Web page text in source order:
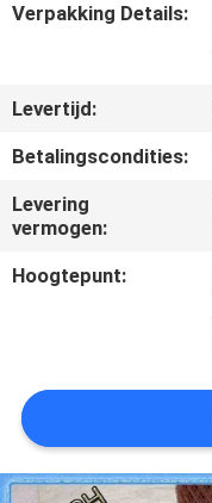
OM EEN
SITEMAP
PRIVACY
Verpakking Details:
Levertijd:
Betalingscondities:
Levering
vermogen:
Hoogtepunt: